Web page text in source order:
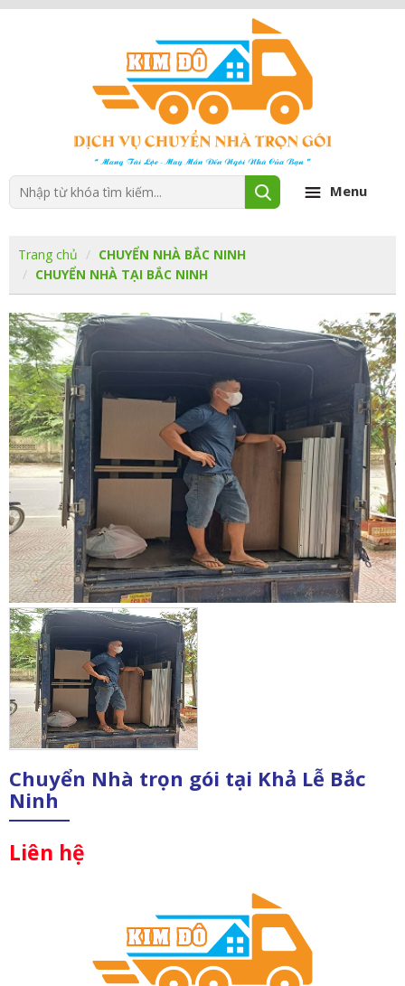
Menu
Trang chủ
CHUYỂN NHÀ BẮC NINH
CHUYỂN NHÀ TẠI BẮC NINH
Chuyển Nhà trọn gói tại Khả Lễ Bắc
Ninh
Liên hệ